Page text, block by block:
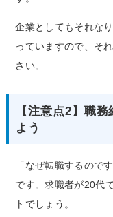
企業としてもそれな
っていますので、そ
さい。
【注意点2】職
よう
「なぜ転職するので
です。求職者が20代
トでしょう。